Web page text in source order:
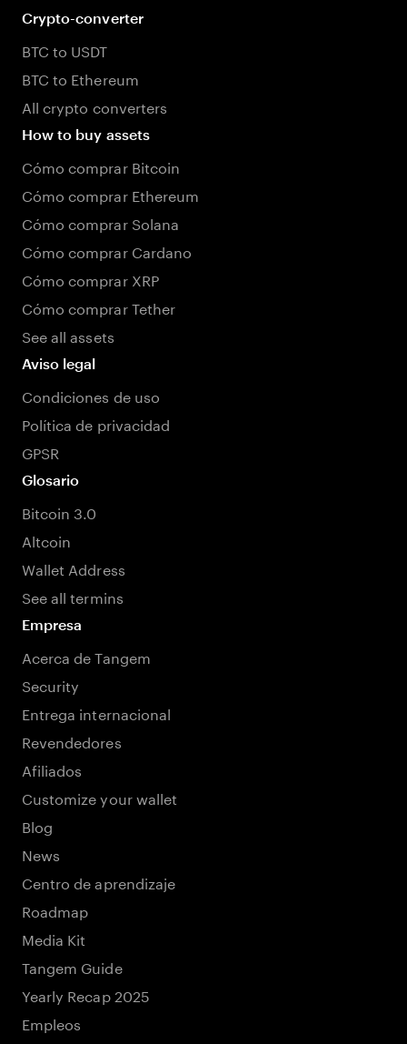
Crypto-converter
BTC to USDT
BTC to Ethereum
All crypto converters
How to buy assets
Cómo comprar Bitcoin
Cómo comprar Ethereum
Cómo comprar Solana
Cómo comprar Cardano
Cómo comprar XRP
Cómo comprar Tether
See all assets
Aviso legal
Condiciones de uso
Política de privacidad
GPSR
Glosario
Bitcoin 3.0
Altcoin
Wallet Address
See all termins
Empresa
Acerca de Tangem
Security
Entrega internacional
Revendedores
Afiliados
Customize your wallet
Blog
News
Centro de aprendizaje
Roadmap
Media Kit
Tangem Guide
Yearly Recap 2025
Empleos